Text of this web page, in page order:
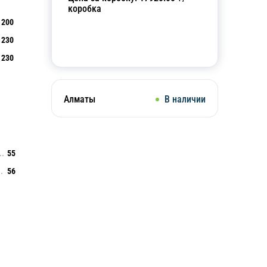
коробка
Алматы В наличии
200
230
230
55
56